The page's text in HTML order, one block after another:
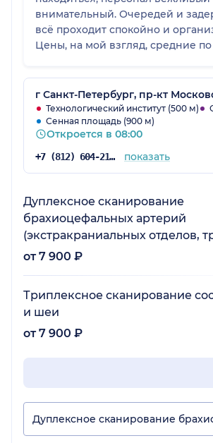
внимательный. Очередей и
всё проходит спокойно и
Цены, на мой взгляд, средние по
также водила сюда дочь. В целом
впечатление очень хорошее.
г Санкт-Петербург, пр-кт
Технологический институт (500 м)
Сенная площадь (900 м)
Откроется в 08:00
+7 (812) 604-21-68 показать
Дуплексное сканирование
брахиоцефальных артерий
(экстракраниальных отделов,
от 7 900 ₽
Триплексное сканирование
и шеи
от 7 900 ₽